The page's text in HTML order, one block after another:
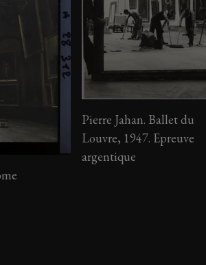
Pierre Jahan. Ballet du
Louvre, 1947. Epreuve
argentique